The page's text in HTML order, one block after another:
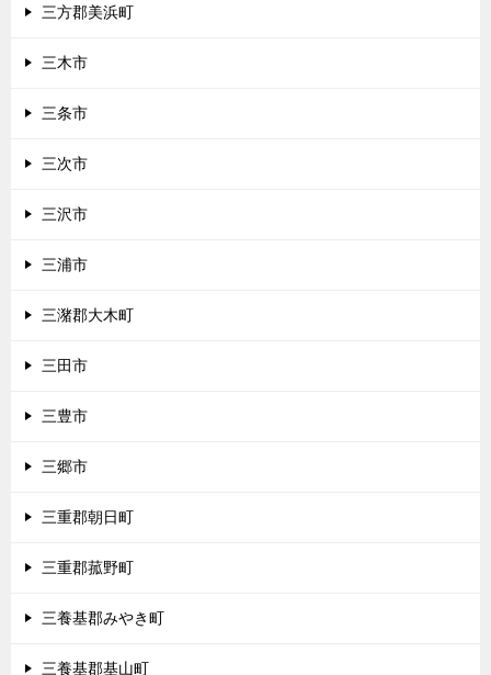
三方郡美浜町
三木市
三条市
三次市
三沢市
三浦市
三潴郡大木町
三田市
三豊市
三郷市
三重郡朝日町
三重郡菰野町
三養基郡みやき町
三養基郡基山町